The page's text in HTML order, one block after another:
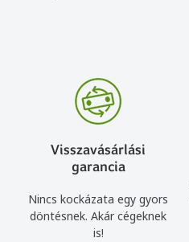
Visszavásárlási
garancia
Nincs kockázata egy gyors
döntésnek. Akár cégeknek
is!